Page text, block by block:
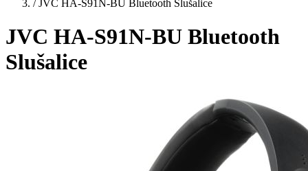
/ JVC HA-S91N-BU Bluetooth Slušalice
JVC HA-S91N-BU Bluetooth
Slušalice